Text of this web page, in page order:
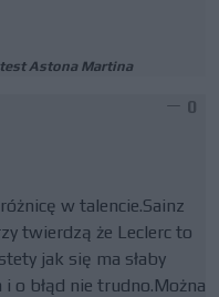
Astona Martina
0
w talencie.Sainz
twierdzą że Leclerc to
jak się ma słaby
o błąd nie trudno.Można